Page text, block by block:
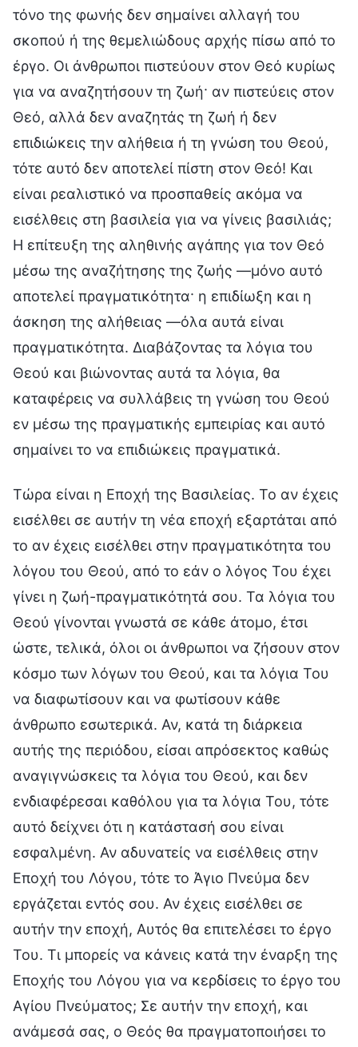
τόνο της φωνής δεν σημαίνει αλλαγή του
σκοπού ή της θεμελιώδους αρχής πίσω από το
έργο. Οι άνθρωποι πιστεύουν στον Θεό κυρίως
για να αναζητήσουν τη ζωή· αν πιστεύεις στον
Θεό, αλλά δεν αναζητάς τη ζωή ή δεν
επιδιώκεις την αλήθεια ή τη γνώση του Θεού,
τότε αυτό δεν αποτελεί πίστη στον Θεό! Και
είναι ρεαλιστικό να προσπαθείς ακόμα να
εισέλθεις στη βασιλεία για να γίνεις βασιλιάς;
Η επίτευξη της αληθινής αγάπης για τον Θεό
μέσω της αναζήτησης της ζωής —μόνο αυτό
αποτελεί πραγματικότητα· η επιδίωξη και η
άσκηση της αλήθειας —όλα αυτά είναι
πραγματικότητα. Διαβάζοντας τα λόγια του
Θεού και βιώνοντας αυτά τα λόγια, θα
καταφέρεις να συλλάβεις τη γνώση του Θεού
εν μέσω της πραγματικής εμπειρίας και αυτό
σημαίνει το να επιδιώκεις πραγματικά.
Τώρα είναι η Εποχή της Βασιλείας. Το αν έχεις
εισέλθει σε αυτήν τη νέα εποχή εξαρτάται από
το αν έχεις εισέλθει στην πραγματικότητα του
λόγου του Θεού, από το εάν ο λόγος Του έχει
γίνει η ζωή-πραγματικότητά σου. Τα λόγια του
Θεού γίνονται γνωστά σε κάθε άτομο, έτσι
ώστε, τελικά, όλοι οι άνθρωποι να ζήσουν στον
κόσμο των λόγων του Θεού, και τα λόγια Του
να διαφωτίσουν και να φωτίσουν κάθε
άνθρωπο εσωτερικά. Αν, κατά τη διάρκεια
αυτής της περιόδου, είσαι απρόσεκτος καθώς
αναγιγνώσκεις τα λόγια του Θεού, και δεν
ενδιαφέρεσαι καθόλου για τα λόγια Του, τότε
αυτό δείχνει ότι η κατάστασή σου είναι
εσφαλμένη. Αν αδυνατείς να εισέλθεις στην
Εποχή του Λόγου, τότε το Άγιο Πνεύμα δεν
εργάζεται εντός σου. Αν έχεις εισέλθει σε
αυτήν την εποχή, Αυτός θα επιτελέσει το έργο
Του. Τι μπορείς να κάνεις κατά την έναρξη της
Εποχής του Λόγου για να κερδίσεις το έργο του
Αγίου Πνεύματος; Σε αυτήν την εποχή, και
ανάμεσά σας, ο Θεός θα πραγματοποιήσει το